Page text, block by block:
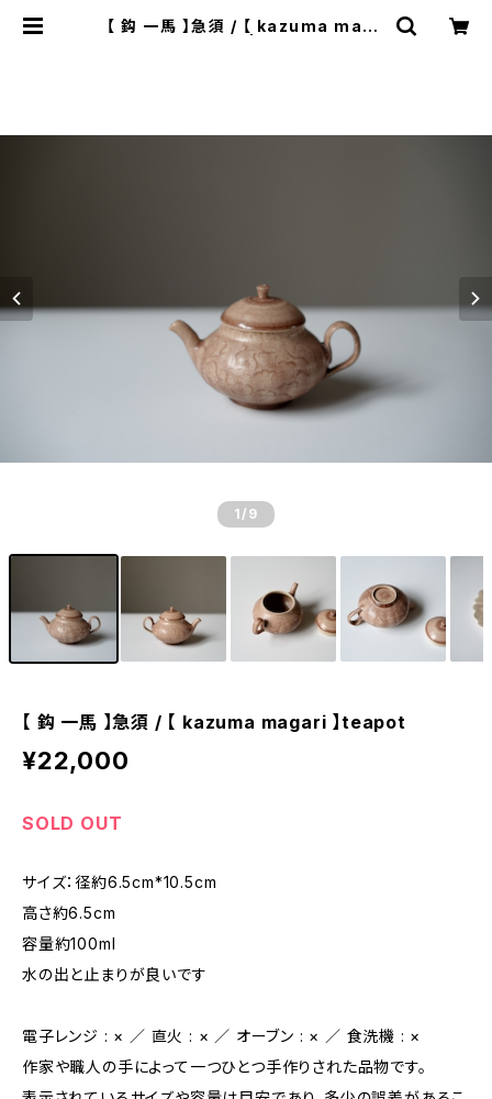
【 鈎 一馬 】急須 / 【 kazuma maga
1 /9
【 鈎 一馬 】急須 / 【 kazuma magari 】teapot
¥22,000
SOLD OUT
サイズ：径約6.5cm*10.5cm
高さ約6.5cm
容量約100ml
水の出と止まりが良いです
電子レンジ : × ／ 直火 : × ／ オーブン : × ／ 食洗機 : ×
作家や職人の手によって一つひとつ手作りされた品物です。